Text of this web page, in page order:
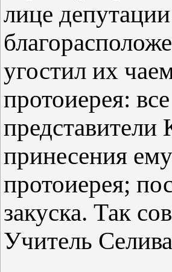
лице
угостил их
протоиерея:
представители
принесения
протоиерея;
закуска. Так
Учитель